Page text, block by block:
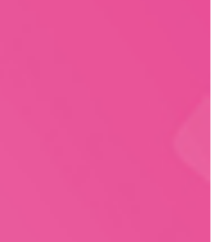
in einem
Team
und kurze
in einem
zukunftsorientierten
Aufgabenumfeld mit Raum
und die Möglichkeit zu
Erfahrungen
wie z.B. ein
Müslibuffet und freie Getränke